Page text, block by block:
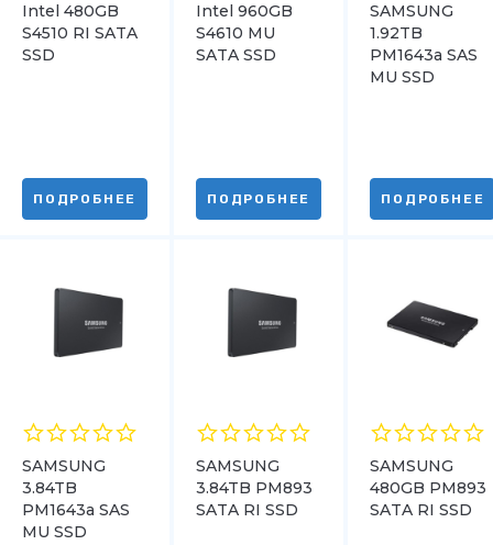
Intel 480GB
S4510 RI SATA
SSD
ПОДРОБНЕЕ
Intel 960GB
S4610 MU
SATA SSD
ПОДРОБНЕЕ
SAMSUNG
1.92TB
PM1643a SAS
MU SSD
ПОДРОБНЕЕ
SAMSUNG
3.84TB
PM1643a SAS
MU SSD
SAMSUNG
3.84TB PM893
SATA RI SSD
SAMSUNG
480GB PM893
SATA RI SSD